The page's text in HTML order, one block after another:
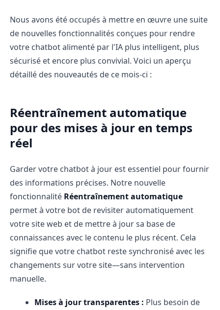
Nous avons été occupés à mettre en œuvre une suite
de nouvelles fonctionnalités conçues pour rendre
votre chatbot alimenté par l'IA plus intelligent, plus
sécurisé et encore plus convivial. Voici un aperçu
détaillé des nouveautés de ce mois-ci :
Réentraînement automatique
pour des mises à jour en temps
réel
Garder votre chatbot à jour est essentiel pour fournir
des informations précises. Notre nouvelle
fonctionnalité Réentraînement automatique
permet à votre bot de revisiter automatiquement
votre site web et de mettre à jour sa base de
connaissances avec le contenu le plus récent. Cela
signifie que votre chatbot reste synchronisé avec les
changements sur votre site—sans intervention
manuelle.
Mises à jour transparentes : Plus besoin de